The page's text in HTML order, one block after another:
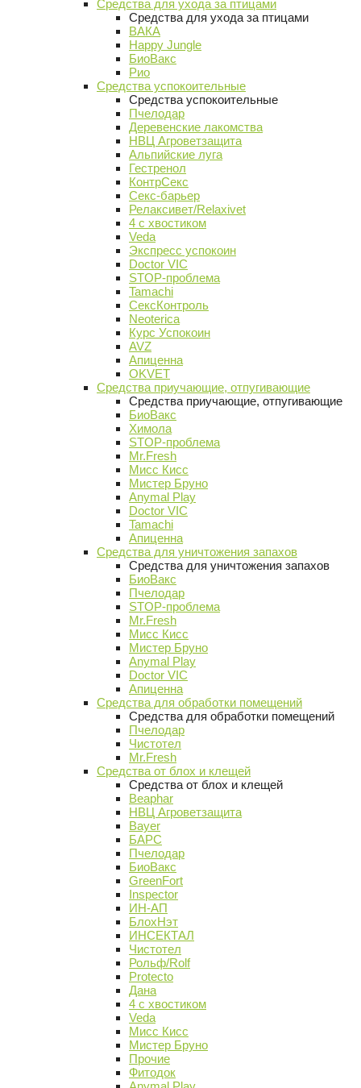
Средства для ухода за птицами
Средства для ухода за птицами
ВАКА
Happy Jungle
БиоВакс
Рио
Средства успокоительные
Средства успокоительные
Пчелодар
Деревенские лакомства
НВЦ Агроветзащита
Альпийские луга
Гестренол
КонтрСекс
Секс-барьер
Релаксивет/Relaxivet
4 с хвостиком
Veda
Экспресс успокоин
Doctor VIC
STOP-проблема
Tamachi
СексКонтроль
Neoterica
Курс Успокоин
AVZ
Апиценна
OKVET
Средства приучающие, отпугивающие
Средства приучающие, отпугивающие
БиоВакс
Химола
STOP-проблема
Mr.Fresh
Мисс Кисс
Мистер Бруно
Anymal Play
Doctor VIC
Tamachi
Апиценна
Средства для уничтожения запахов
Средства для уничтожения запахов
БиоВакс
Пчелодар
STOP-проблема
Mr.Fresh
Мисс Кисс
Мистер Бруно
Anymal Play
Doctor VIC
Апиценна
Средства для обработки помещений
Средства для обработки помещений
Пчелодар
Чистотел
Mr.Fresh
Средства от блох и клещей
Средства от блох и клещей
Beaphar
НВЦ Агроветзащита
Bayer
БАРС
Пчелодар
БиоВакс
GreenFort
Inspector
ИН-АП
БлохНэт
ИНСЕКТАЛ
Чистотел
Рольф/Rolf
Protecto
Дана
4 с хвостиком
Veda
Мисс Кисс
Мистер Бруно
Прочие
Фитодок